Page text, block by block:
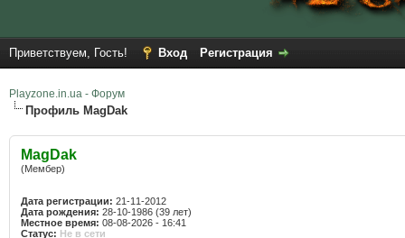
Приветствуем, Гость! Вход Регистрация
Playzone.in.ua - Форум
Профиль MagDak
MagDak
(Мембер)
Дата регистрации: 21-11-2012
Дата рождения: 28-10-1986 (39 лет)
Местное время: 08-08-2026 - 16:41
Статус: Не в сети